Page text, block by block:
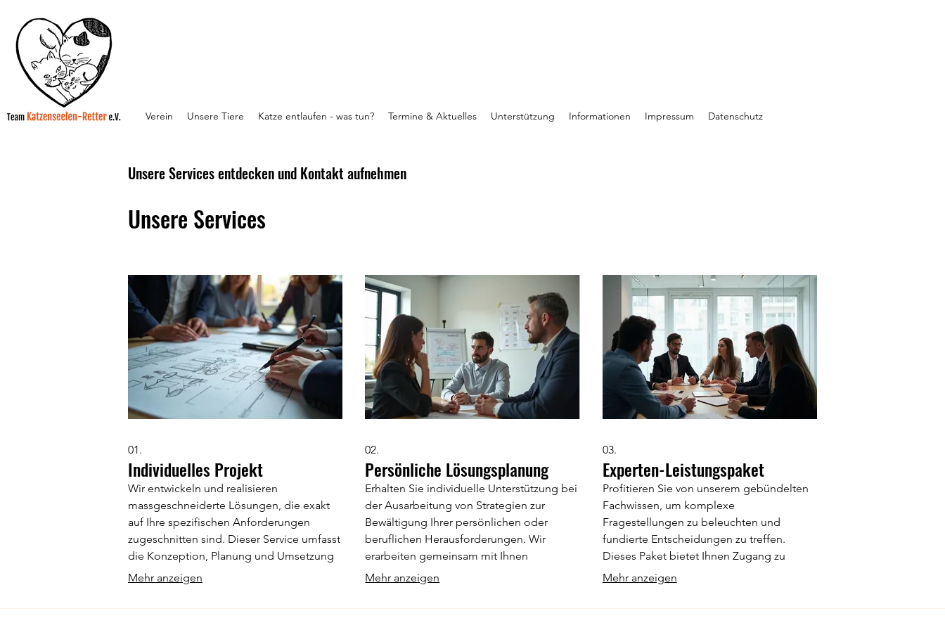
Verein Unsere Tiere Katze entlaufen - was tun? Termine & Aktuelles Unterstützung Informationen Impressum Datenschutz
Unsere Services entdecken und Kontakt aufnehmen
Unsere Services
01.
Individuelles Projekt
Wir entwickeln und realisieren
massgeschneiderte Lösungen, die exakt
auf Ihre spezifischen Anforderungen
zugeschnitten sind. Dieser Service umfasst
die Konzeption, Planung und Umsetzung
Ihres einzigartigen Vorhabens, um
Mehr anzeigen
02.
Persönliche Lösungsplanung
Erhalten Sie individuelle Unterstützung bei
der Ausarbeitung von Strategien zur
Bewältigung Ihrer persönlichen oder
beruflichen Herausforderungen. Wir
erarbeiten gemeinsam mit Ihnen
massgeschneiderte Ansätze, um Ihre Ziele
Mehr anzeigen
03.
Experten-Leistungspaket
Profitieren Sie von unserem gebündelten
Fachwissen, um komplexe
Fragestellungen zu beleuchten und
fundierte Entscheidungen zu treffen.
Dieses Paket bietet Ihnen Zugang zu
spezialisierten Einblicken und
Mehr anzeigen